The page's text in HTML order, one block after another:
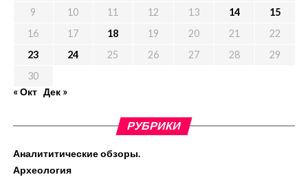
9
10 11 12 13 14
15
16
17 18 19 20 21
22
23
24 25 26 27 28
29
30
« Окт Дек »
РУБРИКИ
Аналититические обзоры.
Археология